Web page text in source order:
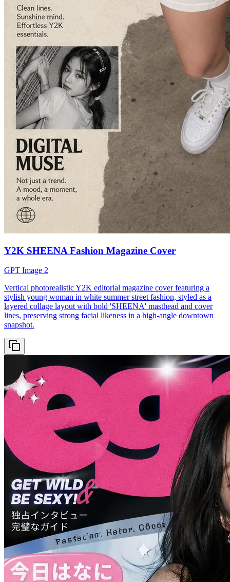
Y2K SHEENA Fashion Magazine Cover
GPT Image 2
Vertical photorealistic Y2K editorial magazine cover featuring a
stylish young woman in white summer street fashion, styled as a
layered collage layout with bold 'SHEENA' masthead and cover
lines, preserving strong facial likeness in a high-angle downtown
snapshot.